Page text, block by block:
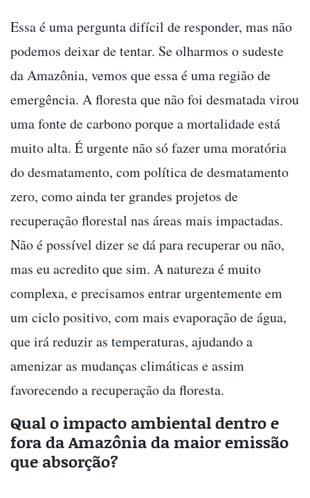
Essa é uma pergunta difícil de responder, mas não
podemos deixar de tentar. Se olharmos o sudeste
da Amazônia, vemos que essa é uma região de
emergência. A floresta que não foi desmatada virou
uma fonte de carbono porque a mortalidade está
muito alta. É urgente não só fazer uma moratória
do desmatamento, com política de desmatamento
zero, como ainda ter grandes projetos de
recuperação florestal nas áreas mais impactadas.
Não é possível dizer se dá para recuperar ou não,
mas eu acredito que sim. A natureza é muito
complexa, e precisamos entrar urgentemente em
um ciclo positivo, com mais evaporação de água,
que irá reduzir as temperaturas, ajudando a
amenizar as mudanças climáticas e assim
favorecendo a recuperação da floresta.
Qual o impacto ambiental dentro e
fora da Amazônia da maior emissão
que absorção?